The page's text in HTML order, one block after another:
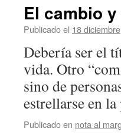
El cambio
Publicado el 18
Debería ser el
vida. Otro
sino de
estrellarse en
Publicado en nota al